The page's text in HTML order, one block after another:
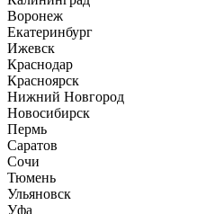
Воронеж
Екатеринбург
Ижевск
Краснодар
Красноярск
Нижний Новгород
Новосибирск
Пермь
Саратов
Сочи
Тюмень
Ульяновск
Уфа